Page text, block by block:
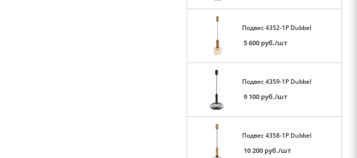
Подвес 4352-1P Dubbel
5 600 руб./шт
Подвес 4359-1P Dubbel
9 100 руб./шт
Подвес 4358-1P Dubbel
10 200 руб./шт